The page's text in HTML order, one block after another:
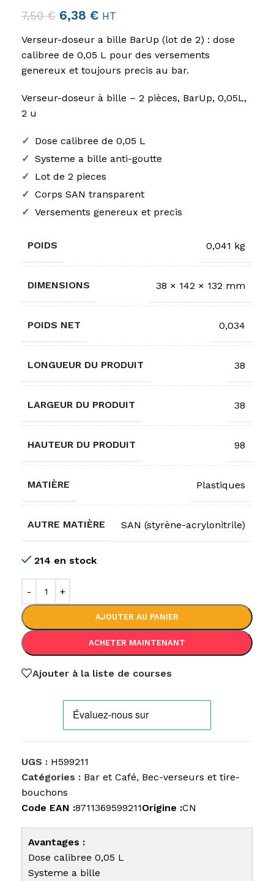
7,50€ 6,38 € HT
Verseur-doseur a bille BarUp (lot de 2) : dose
calibree de 0,05 L pour des versements
genereux et toujours precis au bar.
Verseur-doseur à bille – 2 pièces, BarUp, 0,05L,
2 u
✓ Dose calibree de 0,05 L
✓ Systeme a bille anti-goutte
✓ Lot de 2 pieces
✓ Corps SAN transparent
✓ Versements genereux et precis
POIDS 0,041 kg
DIMENSIONS 38 × 142 × 132 mm
POIDS NET 0,034
LONGUEUR DU PRODUIT 38
LARGEUR DU PRODUIT 38
HAUTEUR DU PRODUIT 98
MATIÈRE Plastiques
AUTRE MATIÈRE SAN (styrène-acrylonitrile)
214 en stock
AJOUTER AU PANIER
ACHETER MAINTENANT
Ajouter à la liste de courses
UGS : H599211
Catégories : Bar et Café, Bec-verseurs et tire-
bouchons
Code EAN :8711369599211Origine :CN
Avantages :
Dose calibree 0,05 L
Systeme a bille